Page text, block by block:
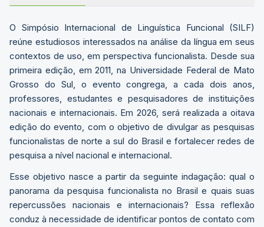
O Simpósio Internacional de Linguística Funcional (SILF)
reúne estudiosos interessados na análise da língua em seus
contextos de uso, em perspectiva funcionalista. Desde sua
primeira edição, em 2011, na Universidade Federal de Mato
Grosso do Sul, o evento congrega, a cada dois anos,
professores, estudantes e pesquisadores de instituições
nacionais e internacionais. Em 2026, será realizada a oitava
edição do evento, com o objetivo de divulgar as pesquisas
funcionalistas de norte a sul do Brasil e fortalecer redes de
pesquisa a nível nacional e internacional.
Esse objetivo nasce a partir da seguinte indagação: qual o
panorama da pesquisa funcionalista no Brasil e quais suas
repercussões nacionais e internacionais? Essa reflexão
conduz à necessidade de identificar pontos de contato com